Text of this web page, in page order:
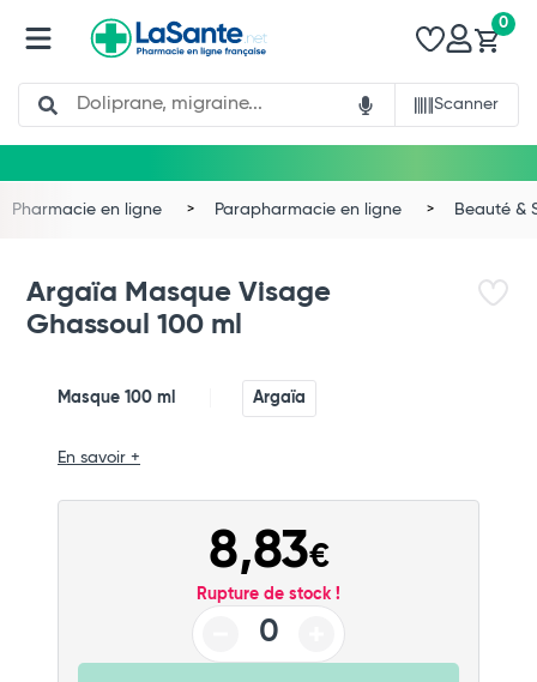
Search
Scanner
0
Pharmacie en ligne Parapharmacie en ligne Beauté &
Argaïa Masque Visage
Ghassoul 100 ml
Masque 100 ml Argaïa
En savoir +
8,83€
Rupture de stock !